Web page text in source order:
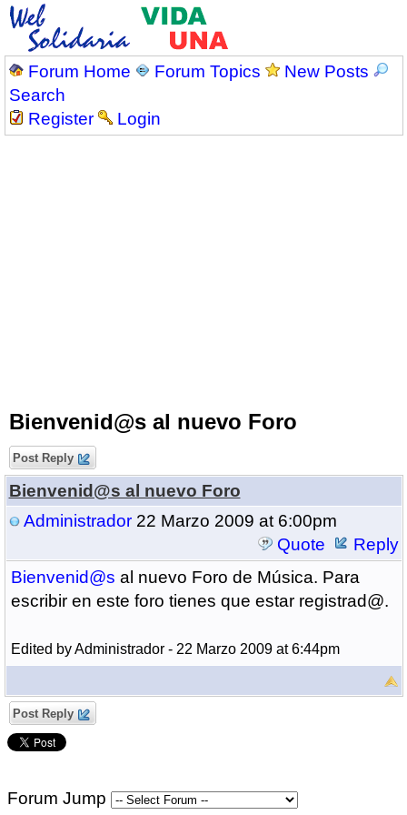
Forum Home Forum Topics
New Posts
Search
Register
Login
Bienvenid@s al nuevo Foro
Post Reply
Bienvenid@s al nuevo Foro
Administrador22 Marzo 2009 at 6:00pm
Quote
Reply
Bienvenid@s al nuevo Foro de Música. Para
escribir en este foro tienes que estar registrad@.
Edited by Administrador - 22 Marzo 2009 at 6:44pm
Post Reply
Forum Jump